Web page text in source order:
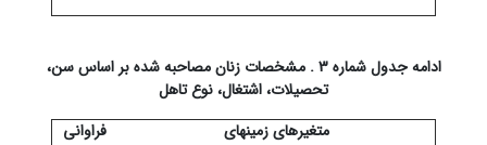
ادامه جدول شماره 3 . مشخصات زنان مصاحبه شده بر اساس سن،
تحصیلات، اشتغال، نوع تاهل
متغیرهای زمینه‏ای
فراوانی